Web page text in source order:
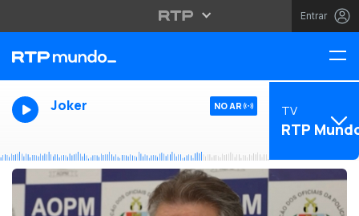
Entrar
Joker NO AR TV
RTP